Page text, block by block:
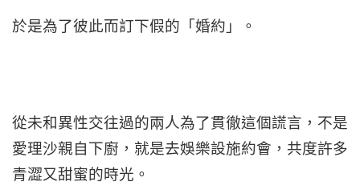
於是為了彼此而訂下假的「婚約」。
從未和異性交往過的兩人為了貫徹這個謊言，不是
愛理沙親自下廚，就是去娛樂設施約會，共度許多
青澀又甜蜜的時光。